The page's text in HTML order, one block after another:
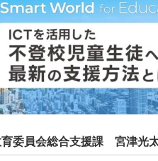
委員会総合支援課 宮津光